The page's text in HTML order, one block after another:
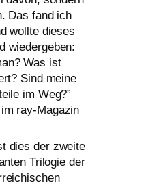
Das fand ich
woll­te die­ses
wie­der­ge­ben:
Was ist
Sind mei­ne
im Weg?”
ray-Magazin
dies der zwei­te
Trilogie der